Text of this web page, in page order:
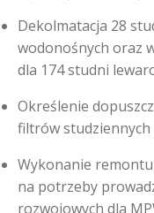
Dekolmatacja 28
wodonośnych oraz
dla 174 studni
Określenie
filtrów studziennych
Wykonanie
na potrzeby
rozwojowych dla